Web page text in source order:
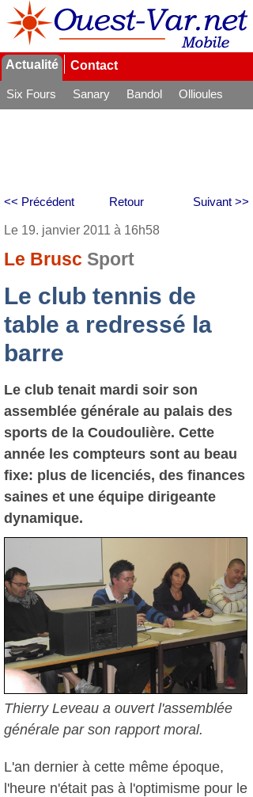
Actualité Contact
Six Fours Sanary Bandol
Ollioules
Retour
<< Précédent Suivant >>
Le 19. janvier 2011 à 16h58
Le Brusc Sport
Le club tennis de
table a redressé la
barre
Le club tenait mardi soir son
assemblée générale au palais des
sports de la Coudoulière. Cette
année les compteurs sont au beau
fixe: plus de licenciés, des finances
saines et une équipe dirigeante
dynamique.
Thierry Leveau a ouvert l'assemblée
générale par son rapport moral.
L'an dernier à cette même époque,
l'heure n'était pas à l'optimisme pour le